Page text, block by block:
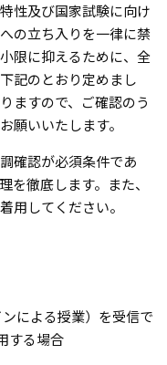
性及び国家試験に向け
の立ち入りを一律に禁
限に抑えるために、全
記のとおり定めまし
ますので、ご確認のう
願いいたします。
確認が必須条件であ
を徹底します。また、
用してください。
による授業）を受信で
する場合